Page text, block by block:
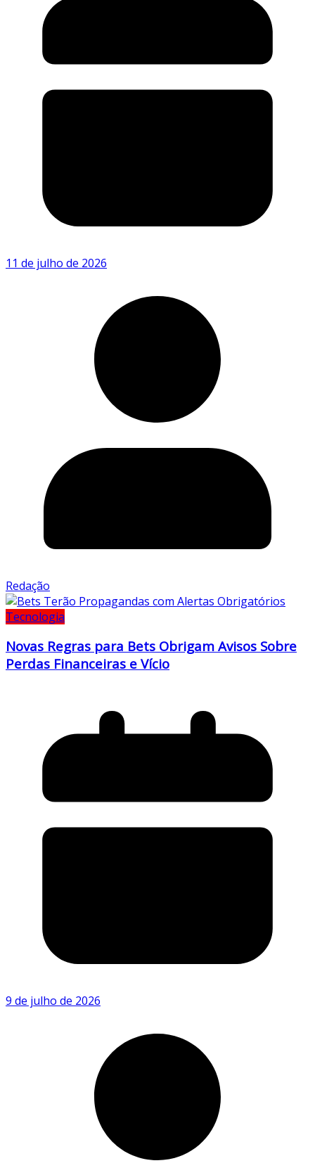
11 de julho de 2026
Redação
Tecnologia
Novas Regras para Bets Obrigam Avisos Sobre
Perdas Financeiras e Vício
9 de julho de 2026